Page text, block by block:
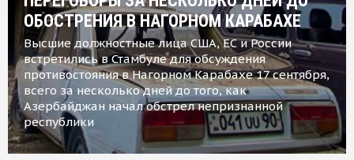
ОБОСТРЕНИЯ В НАГОРНОМ КАРАБАХЕ
Высшие должностные лица США, ЕС и России
встретились в Стамбуле для обсуждения
противостояния в Нагорном Карабахе 17 сентября,
всего за несколько дней до того, как
Азербайджан начал обстрел непризнанной
республики